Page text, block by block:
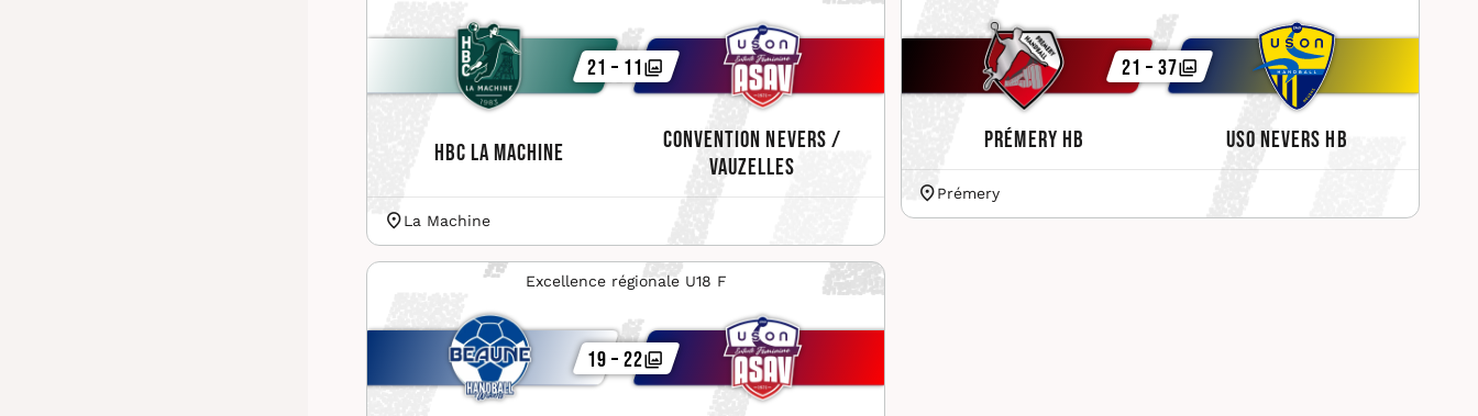
HBC La Machine
Convention Nevers /
Vauzelles
21 – 11
La Machine
Prémery HB USO Nevers HB
21 – 37
Prémery
Excellence régionale U18 F
19 – 22